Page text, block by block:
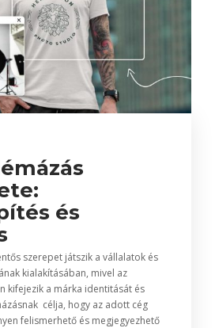
és
szerepet játszik a vállalatok és
kialakításában, mivel az
kifejezik a márka identitását és
célja, hogy az adott cég
felismerhető és megjegyezhető